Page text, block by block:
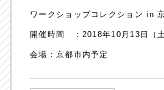
ワークショップコレクション in
開催時間 ：2018年10月13日（
会場：京都市内予定